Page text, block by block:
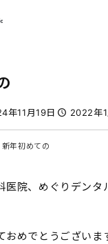
年11月19日 2022年
新年初めての
医院、めぐりデンタ
おめでとうございま